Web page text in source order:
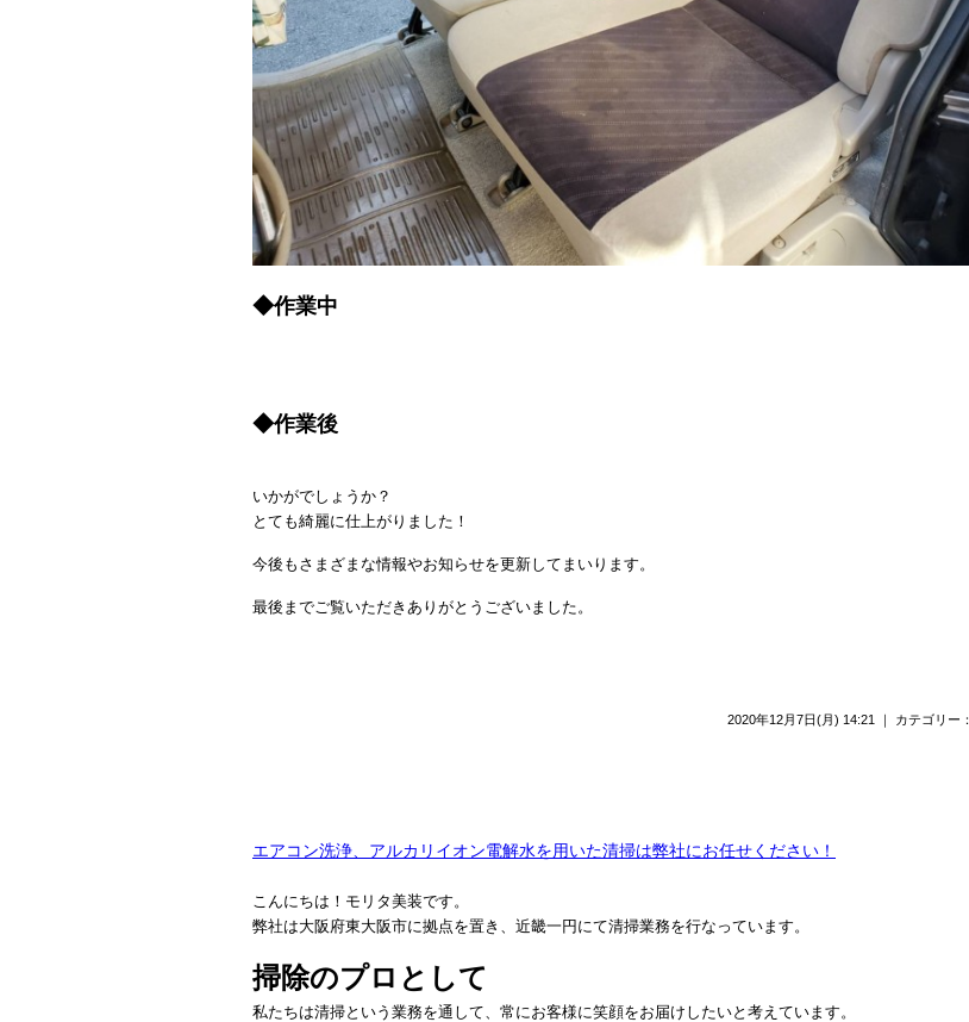
◆作業中
◆作業後
いかがでしょうか？
とても綺麗に仕上がりました！
今後もさまざまな情報やお知らせを更新してまいります。
最後までご覧いただきありがとうございました。
2020年12月7日(月) 14:21 ｜ カテゴリー：
エアコン洗浄、アルカリイオン電解水を用いた清掃は弊社にお任せください！
こんにちは！モリタ美装です。
弊社は大阪府東大阪市に拠点を置き、近畿一円にて清掃業務を行なっています。
掃除のプロとして
私たちは清掃という業務を通して、常にお客様に笑顔をお届けしたいと考えています。